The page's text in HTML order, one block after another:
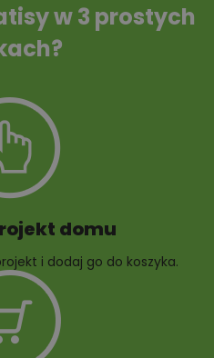
10 projektów rabat
w 3 prostych
domu
i dodaj go do koszyka.